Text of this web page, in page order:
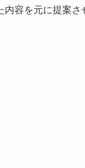
容を元に提案さ